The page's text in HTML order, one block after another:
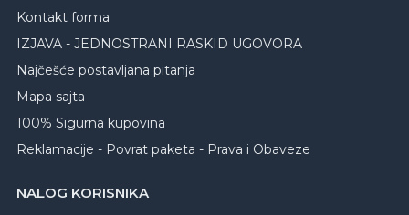
Kontakt forma
IZJAVA - JEDNOSTRANI RASKID UGOVORA
Najčešće postavljana pitanja
Mapa sajta
100% Sigurna kupovina
Reklamacije - Povrat paketa - Prava i Obaveze
NALOG KORISNIKA